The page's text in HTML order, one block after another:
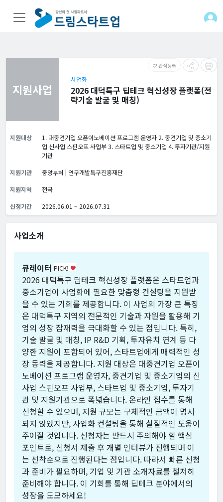
favorite_border 관심등록
지원사업
사업화
2026 대덕특구 딥테크 혁신성장 플랫폼(전
략기술 발굴 및 매칭)
지원대상
1. 대중견기업 오픈이노베이션 프로그램 운영자 2. 중견기업 및 중소기
업 신사업 스핀오프 사업부 3. 스타트업 및 중소기업 4. 투자기관/지원
기관
지원기관
중앙부처 | 연구개발특구진흥재단
지원지역
전국
신청기간
2026.06.01 ~ 2026.07.31
사업소개
큐레이터 PICK! favorite
2026 대덕특구 딥테크 혁신성장 플랫폼은 스타트업과
중소기업이 사업화에 필요한 맞춤형 컨설팅을 지원받
을 수 있는 기회를 제공합니다. 이 사업의 가장 큰 특징
은 대덕특구 지역의 전문적인 기술과 자원을 활용해 기
업의 성장 잠재력을 극대화할 수 있는 점입니다. 특히,
기술 발굴 및 매칭, IP R&D 기획, 투자유치 연계 등 다
양한 지원이 포함되어 있어, 스타트업에게 매력적인 성
장 동력을 제공합니다. 지원 대상은 대중견기업 오픈이
노베이션 프로그램 운영자, 중견기업 및 중소기업의 신
사업 스핀오프 사업부, 스타트업 및 중소기업, 투자기
관 및 지원기관으로 폭넓습니다. 온라인 접수를 통해
신청할 수 있으며, 지원 규모는 구체적인 금액이 명시
되지 않았지만, 사업화 컨설팅을 통해 실질적인 도움이
주어질 것입니다. 신청자는 반드시 주의해야 할 핵심
포인트로, 신청서 제출 후 개별 인터뷰가 진행되며 이
는 선착순으로 진행된다는 점입니다. 따라서 빠른 신청
과 준비가 필요하며, 기업 및 기관 소개자료를 철저히
준비해야 합니다. 이 기회를 통해 딥테크 분야에서의
성장을 도모하세요!